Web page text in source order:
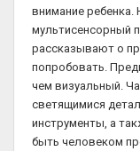
внимание
мультисенсорный
рассказывают о
попробовать.
чем визуальный.
светящимися
инструменты, а
быть человеком